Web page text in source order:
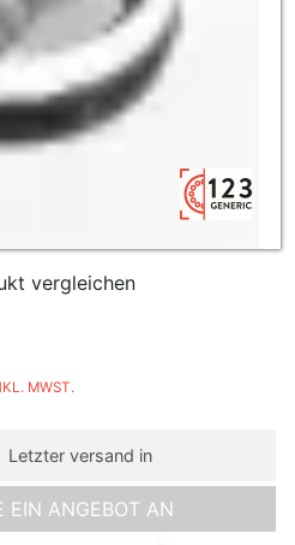
vergleichen
MWST.
Letzter versand in
EIN ANGEBOT AN